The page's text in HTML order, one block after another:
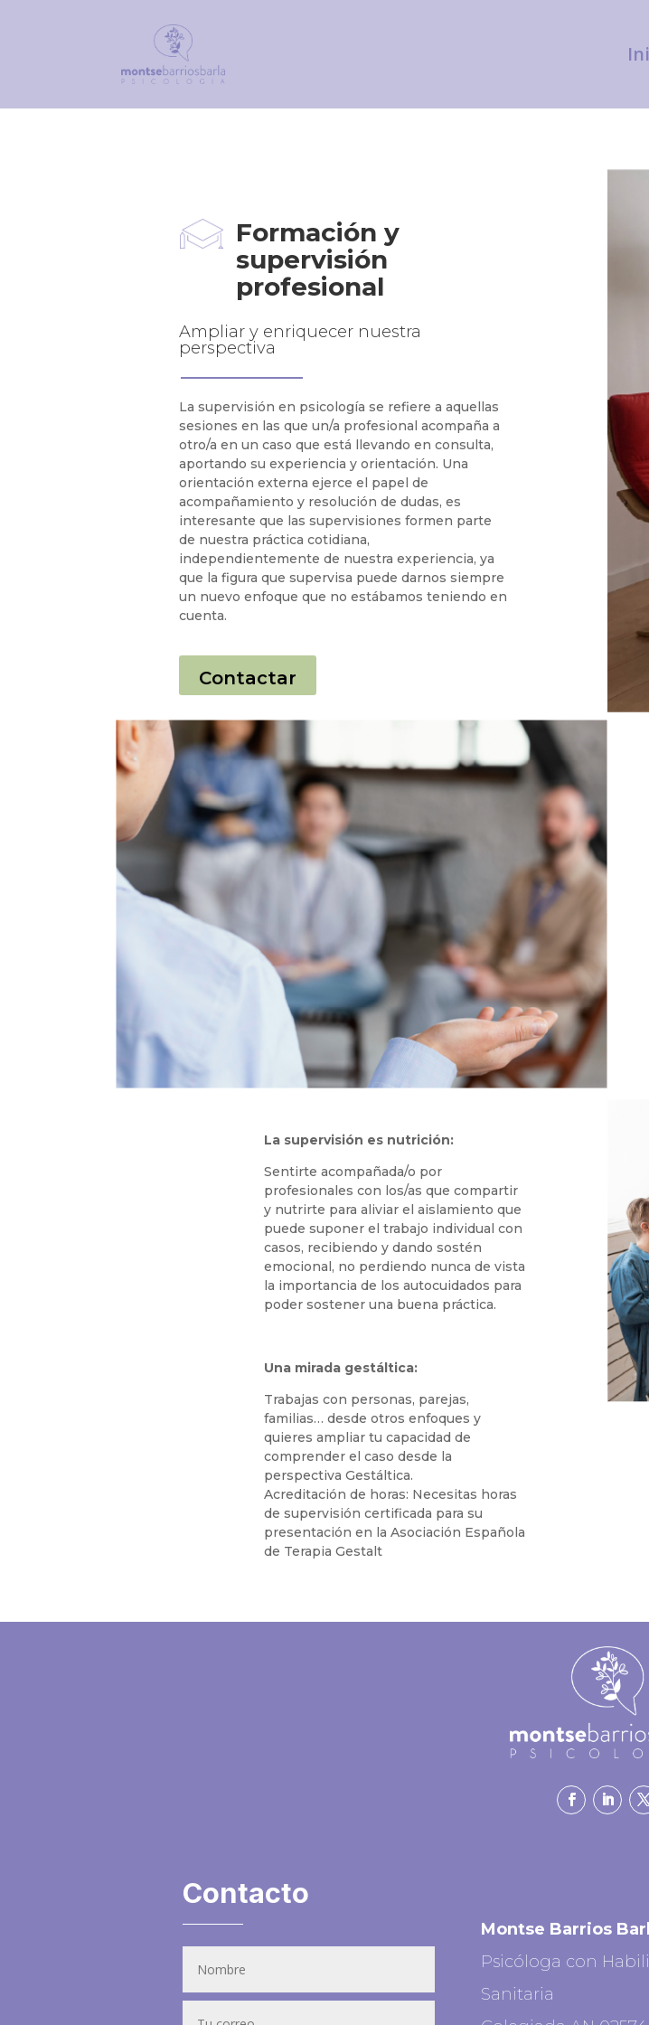
Formación y
supervisión
profesional
Ampliar y enriquecer nuestra
perspectiva
La supervisión en psicología se refiere a aquellas
sesiones en las que un/a profesional acompaña a
otro/a en un caso que está llevando en consulta,
aportando su experiencia y orientación. Una
orientación externa ejerce el papel de
acompañamiento y resolución de dudas, es
interesante que las supervisiones formen parte
de nuestra práctica cotidiana,
independientemente de nuestra experiencia, ya
que la figura que supervisa puede darnos siempre
un nuevo enfoque que no estábamos teniendo en
cuenta.
Contactar
La supervisión es nutrición:
Sentirte acompañada/o por
profesionales con los/as que compartir
y nutrirte para aliviar el aislamiento que
puede suponer el trabajo individual con
casos, recibiendo y dando sostén
emocional, no perdiendo nunca de vista
la importancia de los autocuidados para
poder sostener una buena práctica.
Una mirada gestáltica:
Trabajas con personas, parejas,
familias… desde otros enfoques y
quieres ampliar tu capacidad de
comprender el caso desde la
perspectiva Gestáltica.
Acreditación de horas: Necesitas horas
de supervisión certificada para su
presentación en la Asociación Española
de Terapia Gestalt
Contacto
Montse Barrios
Psicóloga con
Sanitaria